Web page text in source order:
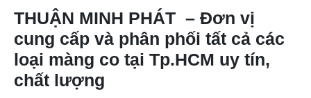
THUẬN MINH PHÁT – Đơn vị
cung cấp và phân phối tất cả các
loại màng co tại Tp.HCM uy tín,
chất lượng